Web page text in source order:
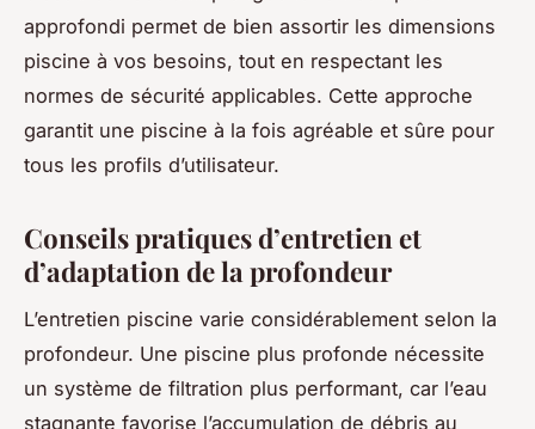
approfondi permet de bien assortir les dimensions
piscine à vos besoins, tout en respectant les
normes de sécurité applicables. Cette approche
garantit une piscine à la fois agréable et sûre pour
tous les profils d’utilisateur.
Conseils pratiques d’entretien et
d’adaptation de la profondeur
L’entretien piscine varie considérablement selon la
profondeur. Une piscine plus profonde nécessite
un système de filtration plus performant, car l’eau
stagnante favorise l’accumulation de débris au